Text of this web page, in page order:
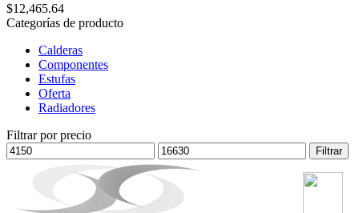
$12,465.64
Categorías de producto
Calderas
Componentes
Estufas
Oferta
Radiadores
Filtrar por precio
Precio
mínimo
Precio
máximo
Filtrar